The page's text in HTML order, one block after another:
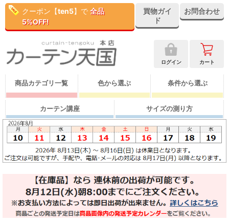
クーポン【ten5】で 全品
5%OFF!
買物ガイ
ド
お問合わせ
ログイン カート
商品カテゴリ一覧 色から選ぶ 条件から選ぶ
カーテン講座 サイズの測り方